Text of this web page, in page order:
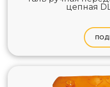
цепная